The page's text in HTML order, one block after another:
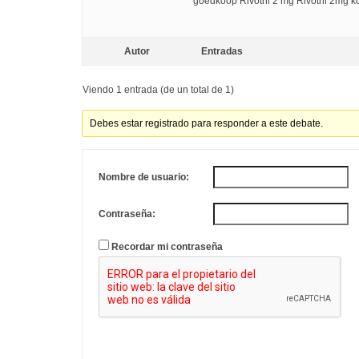
Autor Entradas
Viendo 1 entrada (de un total de 1)
Debes estar registrado para responder a este debate.
Nombre de usuario:
Contraseña:
Recordar mi contraseña